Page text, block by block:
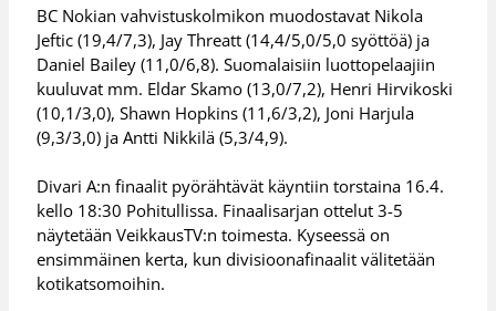
BC Nokian vahvistuskolmikon muodostavat Nikola
Jeftic (19,4/7,3), Jay Threatt (14,4/5,0/5,0 syöttöä) ja
Daniel Bailey (11,0/6,8). Suomalaisiin luottopelaajiin
kuuluvat mm. Eldar Skamo (13,0/7,2), Henri Hirvikoski
(10,1/3,0), Shawn Hopkins (11,6/3,2), Joni Harjula
(9,3/3,0) ja Antti Nikkilä (5,3/4,9).
Divari A:n finaalit pyörähtävät käyntiin torstaina 16.4.
kello 18:30 Pohitullissa. Finaalisarjan ottelut 3-5
näytetään VeikkausTV:n toimesta. Kyseessä on
ensimmäinen kerta, kun divisioonafinaalit välitetään
kotikatsomoihin.